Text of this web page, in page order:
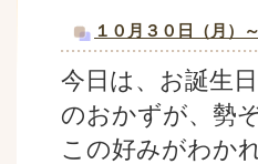
１０月３０日（月）
今日は、お誕生
のおかずが、勢
この好みがわか